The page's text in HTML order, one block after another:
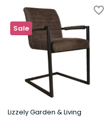
Sale
Lizzely Garden & Living